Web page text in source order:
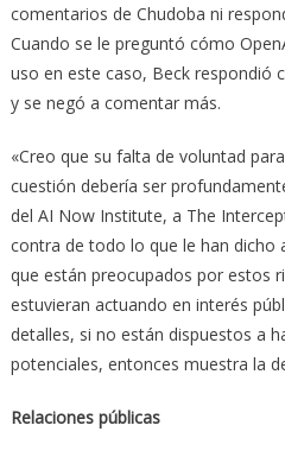
comentarios de Chudoba ni
Cuando se le preguntó cómo
uso en este caso, Beck respondió
y se negó a comentar más.
«Creo que su falta de voluntad
cuestión debería ser
del AI Now Institute, a The
contra de todo lo que le han dicho
que están preocupados por estos
estuvieran actuando en interés
detalles, si no están dispuestos a
potenciales, entonces muestra la
Relaciones públicas